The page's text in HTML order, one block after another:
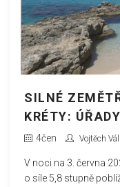
SILNÉ
KRÉTY:
OBYVATELE,
4čen Vojtěch
V noci na 3. června
o síle 5,8 stupně